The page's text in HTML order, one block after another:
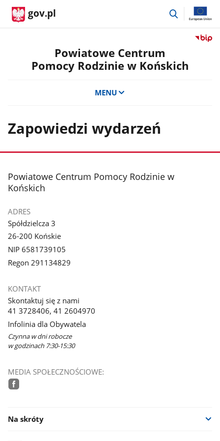
gov.pl
przejdź
Przejdź
Powiatowe Centrum
Pomocy Rodzinie w Końskich
MENU
Zapowiedzi wydarzeń
stopka
Powiatowe Centrum Pomocy Rodzinie w
Końskich
ADRES
Spółdzielcza 3
26-200 Końskie
NIP 6581739105
Regon 291134829
KONTAKT
Skontaktuj się z nami
41 3728406, 41 2604970
Infolinia dla Obywatela
Czynna w dni robocze
w godzinach 7:30-15:30
MEDIA SPOŁECZNOŚCIOWE:
Na skróty